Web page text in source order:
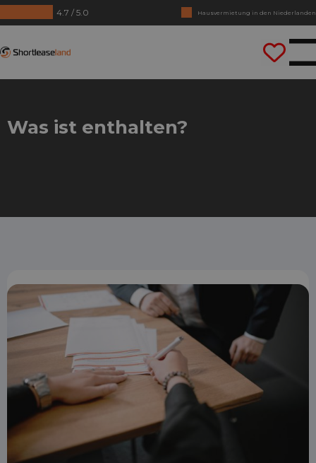
4.7 / 5.0
Hausvermietung in den Niederlanden
Keine Jahrezahlen benötigt
Lass uns gleich losfahren
Was ist enthalten?